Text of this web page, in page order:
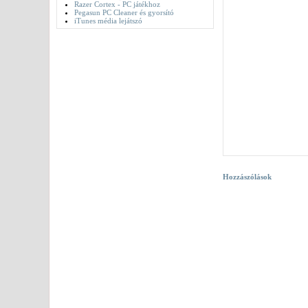
Razer Cortex - PC játékhoz
Pegasun PC Cleaner és gyorsító
iTunes média lejátszó
Hozzászólások